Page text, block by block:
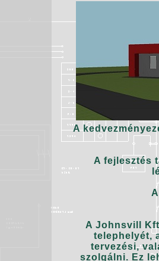
A
A fejlesztés
A Johnsvill
telephelyét,
tervezési,
szolgálni. Ez